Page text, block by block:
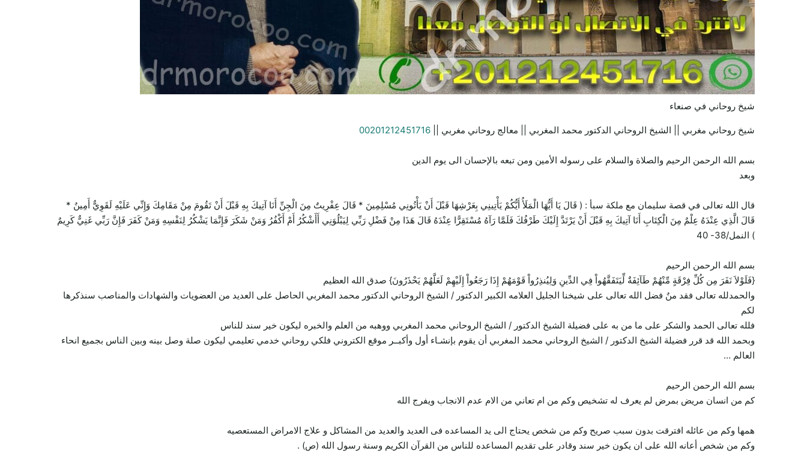
شيخ روحاني في صنعاء
شيخ روحاني مغربي || الشيخ الروحاني الدكتور محمد المغربي || معالج روحاني مغربي || 00201212451716
بسم الله الرحمن الرحيم والصلاة والسلام على رسوله الأمين ومن تبعه بالإحسان الى يوم الدين
وبعد
قال الله تعالى في قصة سليمان مع ملكة سبأ : ( قَالَ يَا أَيُّهَا الْمَلَأُ أَيُّكُمْ يَأْتِينِي بِعَرْشِهَا قَبْلَ أَنْ يَأْتُونِي مُسْلِمِينَ * قَالَ عِفْرِيتٌ مِنَ الْجِنِّ أَنَا آتِيكَ بِهِ قَبْلَ أَنْ تَقُومَ مِنْ مَقَامِكَ وَإِنِّي عَلَيْهِ لَقَوِيٌّ أَمِينٌ *
قَالَ الَّذِي عِنْدَهُ عِلْمٌ مِنَ الْكِتَابِ أَنَا آتِيكَ بِهِ قَبْلَ أَنْ يَرْتَدَّ إِلَيْكَ طَرْفُكَ فَلَمَّا رَآهُ مُسْتَقِرًّا عِنْدَهُ قَالَ هَذَا مِنْ فَضْلِ رَبِّي لِيَبْلُوَنِي أَأَشْكُرُ أَمْ أَكْفُرُ وَمَنْ شَكَرَ فَإِنَّمَا يَشْكُرُ لِنَفْسِهِ وَمَنْ كَفَرَ فَإِنَّ رَبِّي غَنِيٌّ كَرِيمٌ
) النمل/38- 40
بسم الله الرحمن الرحيم
{فَلَوْلاَ نَفَرَ مِن كُلِّ فِرْقَةٍ مِّنْهُمْ طَآئِفَةٌ لِّيَتَفَقَّهُواْ فِي الدِّينِ وَلِيُنذِرُواْ قَوْمَهُمْ إِذَا رَجَعُواْ إِلَيْهِمْ لَعَلَّهُمْ يَحْذَرُونَ} صدق الله العظيم
والحمدلله تعالى فقد منٌ فضل الله تعالى على شيخنا الجليل العلامه الكبير الدكتور / الشيخ الروحاني الدكتور محمد المغربي الحاصل على العديد من العضويات والشهادات والمناصب سنذكرها
لكم
فلله تعالى الحمد والشكر على ما من به على فضيلة الشيخ الدكتور / الشيخ الروحاني محمد المغربي ووهبه من العلم والخبره ليكون خير سند للناس
وبحمد الله قد قرر فضيلة الشيخ الدكتور / الشيخ الروحاني محمد المغربي أن يقوم بإنشـاء أول وأكبــر موقع الكتروني فلكي روحاني خدمي تعليمي ليكون صلة وصل بينه وبين الناس بجميع انحاء
العالم …
بسم الله الرحمن الرحيم
كم من انسان مريض بمرض لم يعرف له تشخيص وكم من ام تعاني من الام عدم الانجاب ويفرج الله
همها وكم من عائله افترقت بدون سبب صريح وكم من شخص يحتاج الى يد المساعده فى العديد والعديد من المشاكل و علاج الامراض المستعصيه
وكم من شخص أعانه الله على ان يكون خير سند وقادر على تقديم المساعده للناس من القرآن الكريم وسنة رسول الله (ص) .